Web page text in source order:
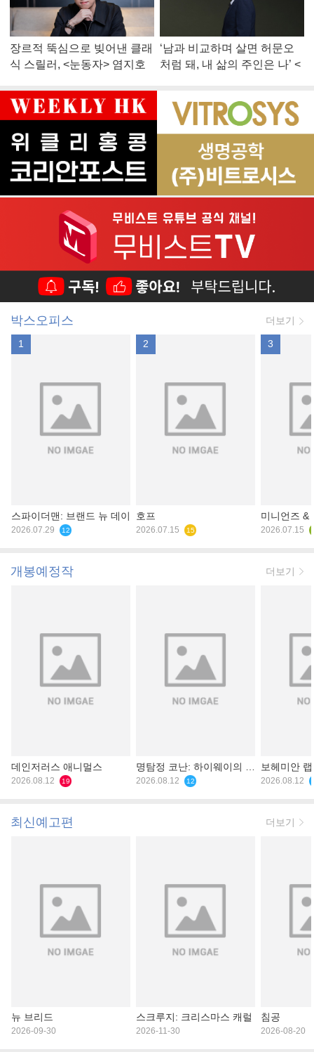
장르적 뚝심으로 빚어낸 클래
식 스릴러, <눈동자> 염지호
‘남과 비교하며 살면 허문오
처럼 돼, 내 삶의 주인은 나’ <
박스오피스 더보기
1
스파이더맨: 브랜드 뉴 데이
2026.07.29 12
2
호프
2026.07.15 15
3
미니언즈 &
2026.07.15
개봉예정작 더보기
데인저러스 애니멀스
2026.08.12 19
명탐정 코난: 하이웨이의 타
천사
2026.08.12 12
보헤미안
2026.08.12
최신예고편 더보기
뉴 브리드
2026-09-30
스크루지: 크리스마스 캐럴
2026-11-30
침공
2026-08-20